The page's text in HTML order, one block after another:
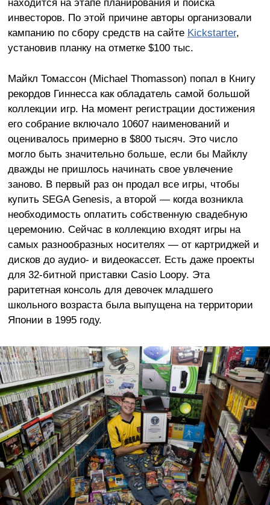
находится на этапе планирования и поиска
инвесторов. По этой причине авторы организовали
кампанию по сбору средств на сайте Kickstarter,
установив планку на отметке $100 тыс.
Майкл Томассон (Michael Thomasson) попал в Книгу
рекордов Гиннесса как обладатель самой большой
коллекции игр. На момент регистрации достижения
его собрание включало 10607 наименований и
оценивалось примерно в $800 тысяч. Это число
могло быть значительно больше, если бы Майклу
дважды не пришлось начинать свое увлечение
заново. В первый раз он продал все игры, чтобы
купить SEGA Genesis, а второй — когда возникла
необходимость оплатить собственную свадебную
церемонию. Сейчас в коллекцию входят игры на
самых разнообразных носителях — от картриджей и
дисков до аудио- и видеокассет. Есть даже проекты
для 32-битной приставки Casio Loopy. Эта
раритетная консоль для девочек младшего
школьного возраста была выпущена на территории
Японии в 1995 году.